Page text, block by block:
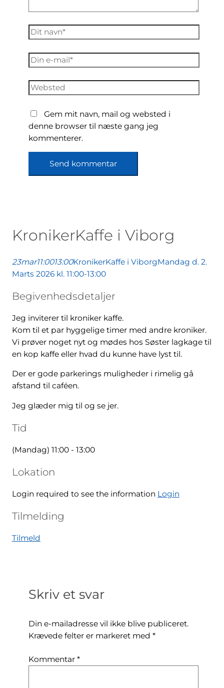
Dit
navn*
Din
e-
mail*
Websted
Gem mit navn, mail og websted i
denne browser til næste gang jeg
kommenterer.
KronikerKaffe i Viborg
23mar11:0013:00KronikerKaffe i ViborgMandag d. 2.
Marts 2026 kl. 11:00-13:00
Begivenhedsdetaljer
Jeg inviterer til kroniker kaffe.
Kom til et par hyggelige timer med andre kroniker.
Vi prøver noget nyt og mødes hos Søster lagkage til
en kop kaffe eller hvad du kunne have lyst til.
Der er gode parkerings muligheder i rimelig gå
afstand til caféen.
Jeg glæder mig til og se jer.
Tid
(Mandag) 11:00 - 13:00
Lokation
Login required to see the information Login
Tilmelding
Tilmeld
Skriv et svar
Din e-mailadresse vil ikke blive publiceret.
Krævede felter er markeret med*
Kommentar*